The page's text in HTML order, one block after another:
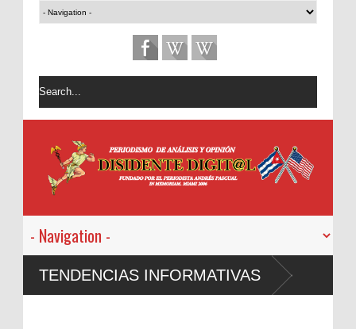
TENDENCIAS INFORMATIVAS